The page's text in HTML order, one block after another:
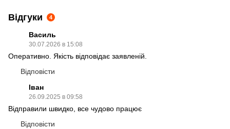
Відгуки 4
Василь
30.07.2026 в 15:08
Оперативно. Якість відповідає заявленій.
Відповісти
Іван
26.09.2025 в 09:58
Відправили швидко, все чудово працює
Відповісти